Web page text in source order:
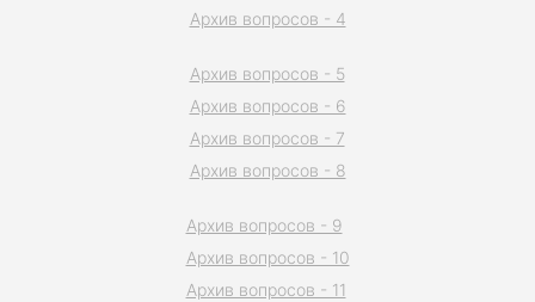
Архив вопросов - 4
Архив вопросов - 5
Архив вопросов - 6
Архив вопросов - 7
Архив вопросов - 8
Архив вопросов - 9
Архив вопросов - 10
Архив вопросов - 11